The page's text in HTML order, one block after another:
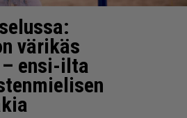
värikäs
ensi-ilta